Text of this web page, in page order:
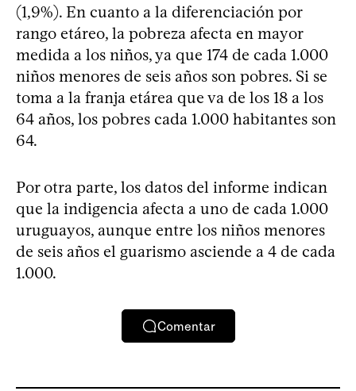
(1,9%). En cuanto a la diferenciación por
rango etáreo, la pobreza afecta en mayor
medida a los niños, ya que 174 de cada 1.000
niños menores de seis años son pobres. Si se
toma a la franja etárea que va de los 18 a los
64 años, los pobres cada 1.000 habitantes son
64.
Por otra parte, los datos del informe indican
que la indigencia afecta a uno de cada 1.000
uruguayos, aunque entre los niños menores
de seis años el guarismo asciende a 4 de cada
1.000.
Comentar